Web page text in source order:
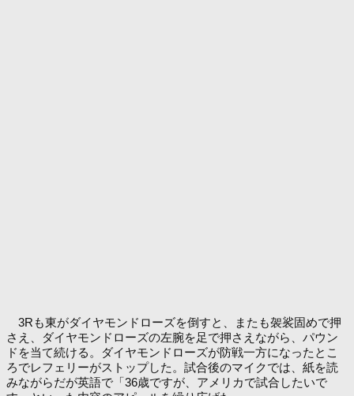
3Rも東がダイヤモンドローズを倒すと、またも袈裟固めで押
さえ、ダイヤモンドローズの左腕を足で押さえながら、パウン
ドを当て続ける。ダイヤモンドローズが防戦一方になったとこ
ろでレフェリーがストップした。試合後のマイクでは、紙を読
みながらだが英語で「36歳ですが、アメリカで試合したいで